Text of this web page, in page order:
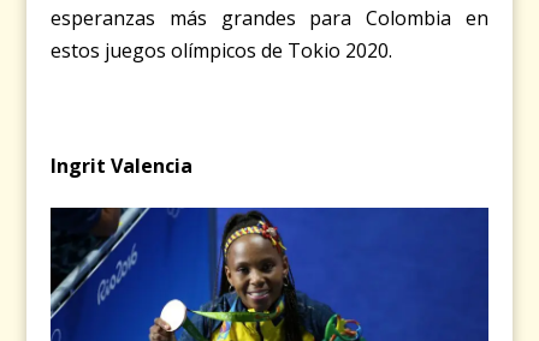
esperanzas más grandes para Colombia en
estos juegos olímpicos de Tokio 2020.
Ingrit Valencia